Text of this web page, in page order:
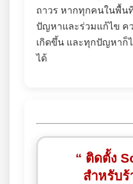
ถาวร หากทุกคนในพื้น
ปัญหาและร่วมแก้ไข ค
เกิดขึ้น และทุกปัญหาก็
ได้
“ ติดตั้ง
สำหรับ